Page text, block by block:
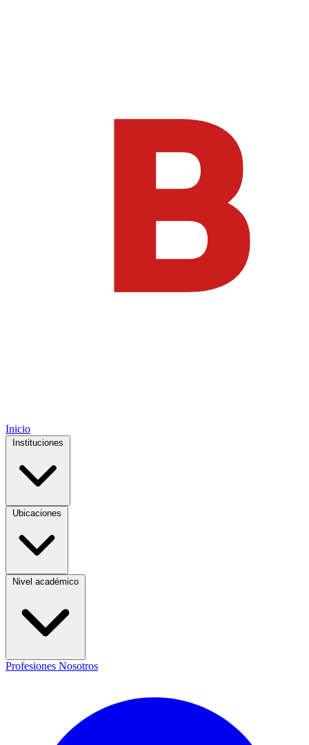
Inicio
Instituciones
Ubicaciones
Nivel académico
Profesiones Nosotros